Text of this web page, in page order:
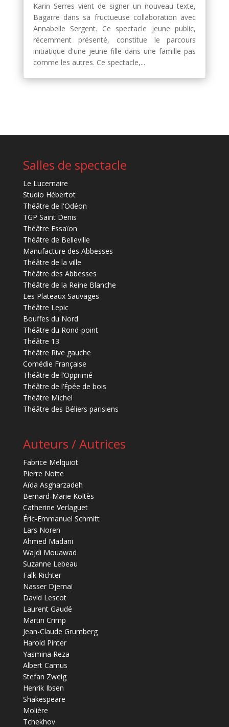
Karin Serres vient de signer un nouveau texte,
Bagarre dans sa fructueuse collaboration avec
Annabelle Sergent. Ce spectacle jeune public,
récemment présenté, constitue le parcours
initiatique d'une jeune fille dans une famille pas
comme les autres. Ce spectacle,...
Salles de spectacle
Le Lucernaire
Studio Hébertot
Théâtre de l'Odéon
TGP Saint Denis
Théâtre Essaïon
Théâtre de Belleville
Manufacture des Abbesses
Théâtre de la ville
Théâtre des Abbesses
Théâtre de la Reine Blanche
Les Plateaux Sauvages
Théâtre Lepic
Bouffes du Nord
Théâtre du Rond-point
Théâtre 13
Théâtre Rive gauche
Comédie Française
Théâtre de l’Opprimé
Théâtre de l’Épée de bois
Théâtre Michel
Théâtre des Béliers parisiens
Auteurs / Autrices
Fabrice Melquiot
Pierre Notte
Aïda Asgharzadeh
Bernard-Marie Koltès
Catherine Verlaguet
Éric-Emmanuel Schmitt
Lars Noren
Ahmed Madani
Wajdi Mouawad
Suzanne Lebeau
Falk Richter
Nasser Djemaï
David Lescot
Laurent Gaudé
Martin Crimp
Jean-Claude Grumberg
Harold Pinter
Yasmina Reza
Albert Camus
Stefan Zweig
Henrik Ibsen
Shakespeare
Molière
Tchekhov